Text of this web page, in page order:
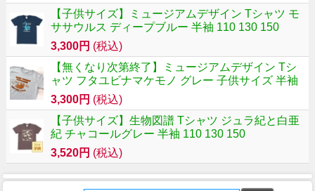
【子供サイズ】ミュージアムデザイン Tシャツ モ
ササウルス ディープブルー 半袖 110 130 150
3,300円 (税込)
【無くなり次第終了】ミュージアムデザイン Tシ
ャツ フタユビナマケモノ グレー 子供サイズ 半袖
3,300円 (税込)
【子供サイズ】生物図譜 Tシャツ ジュラ紀と白亜
紀 チャコールグレー 半袖 110 130 150
3,520円 (税込)